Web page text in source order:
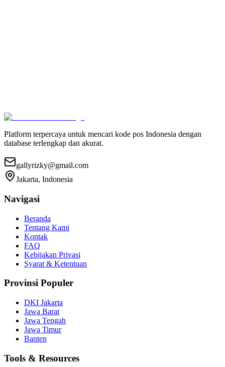
Platform terpercaya untuk mencari kode pos Indonesia dengan
database terlengkap dan akurat.
gallyrizky@gmail.com
Jakarta, Indonesia
Navigasi
Beranda
Tentang Kami
Kontak
FAQ
Kebijakan Privasi
Syarat & Ketentuan
Provinsi Populer
DKI Jakarta
Jawa Barat
Jawa Tengah
Jawa Timur
Banten
Tools & Resources